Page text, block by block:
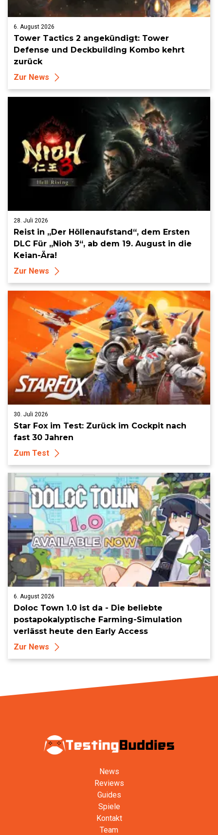
6. August 2026
Tower Tactics 2 angekündigt: Tower
Defense und Deckbuilding Kombo kehrt
zurück
Zur News
28. Juli 2026
Reist in „Der Höllenaufstand“, dem Ersten
DLC Für „Nioh 3“, ab dem 19. August in die
Keian-Ära!
Zur News
30. Juli 2026
Star Fox im Test: Zurück im Cockpit nach
fast 30 Jahren
Zum Test
6. August 2026
Doloc Town 1.0 ist da - Die beliebte
postapokalyptische Farming-Simulation
verlässt heute den Early Access
Zur News
News
Reviews
Guides
Spiele
Kontakt
Team